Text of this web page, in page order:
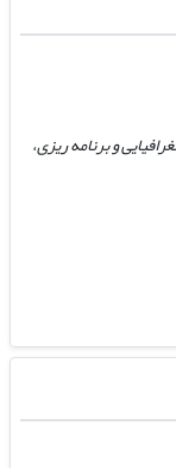
و برنامه ریزی،